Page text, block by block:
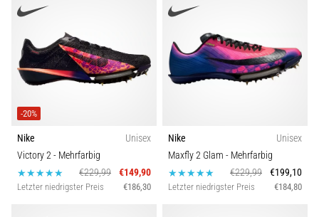
-20%
Nike
Unisex
Victory 2- Mehrfarbig
€229,99
€149,90
Letzter niedrigster Preis €186,30
Nike
Unisex
Maxfly 2 Glam - Mehrfarbig
€229,99
€199,10
Letzter niedrigster Preis €184,80